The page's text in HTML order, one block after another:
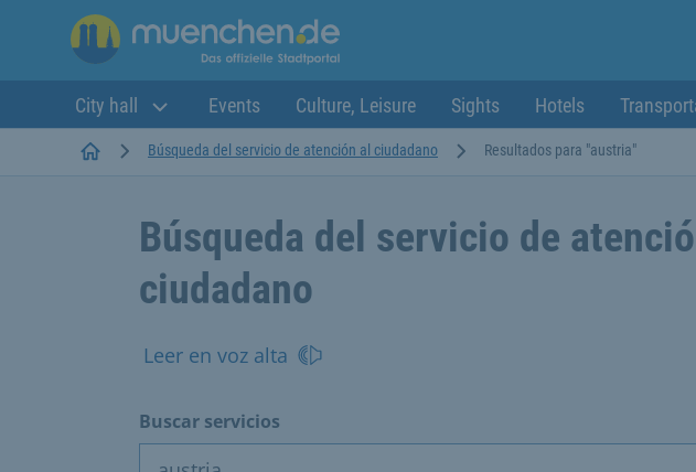
City hall Events Culture, Leisure Sights Hotels
StartseiteBúsqueda del servicio de atención al ciudadano Resultados para "austria"
Búsqueda del servicio de
ciudadano
Leer en voz alta
Buscar servicios